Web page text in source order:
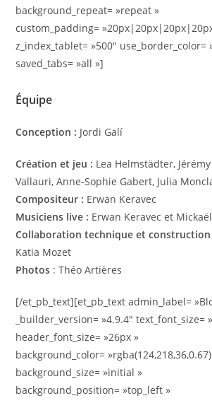
background_repeat= »repeat »
custom_padding=
z_index_tablet= »500″ use_border_color=
saved_tabs= »all »]
Équipe
Conception : Jordi Galí
Création et jeu : Lea Helmstädter,
Vallauri, Anne-Sophie Gabert, Julia
Compositeur : Erwan Keravec
Musiciens live : Erwan Keravec et
Collaboration technique et construction
Katia Mozet
Photos : Théo Artières
[/et_pb_text][et_pb_text admin_label=
_builder_version= »4.9.4″ text_font_size=
header_font_size= »26px »
background_color=
background_size= »initial »
background_position= »top_left »